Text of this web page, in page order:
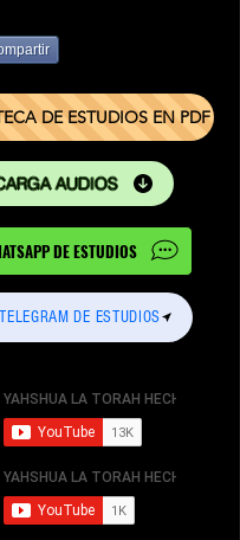
DE ESTUDIOS EN PDF
AUDIOS
DE ESTUDIOS
DE ESTUDIOS